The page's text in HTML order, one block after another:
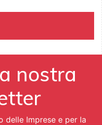
nostra
delle Imprese e per la